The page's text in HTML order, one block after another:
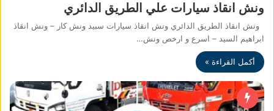
ونش انقاذ سيارات علي الطريق الدائري
ونش انقاذ الطريق الدائري ونش انقاذ سيارات سبيد ونش كار – ونش انقاذ
ابراهيم السيد – اسرع و ارخص ونش…
أكمل القراءة »